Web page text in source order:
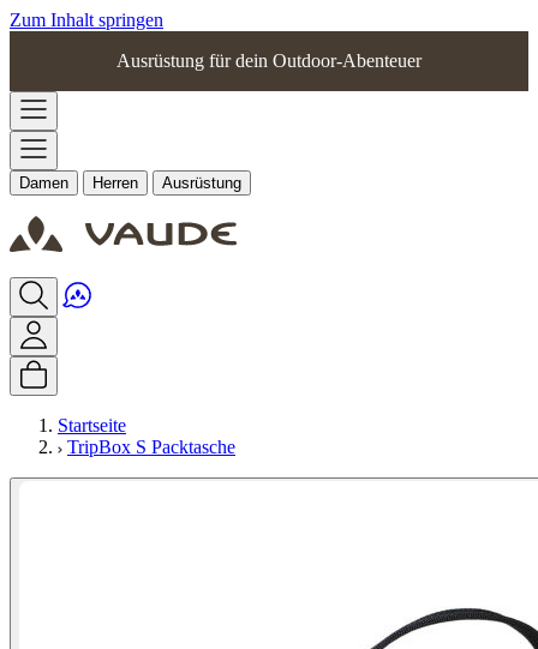
Zum Inhalt springen
Ausrüstung für dein Outdoor-Abenteuer
Damen Herren Ausrüstung
Startseite
TripBox S Packtasche